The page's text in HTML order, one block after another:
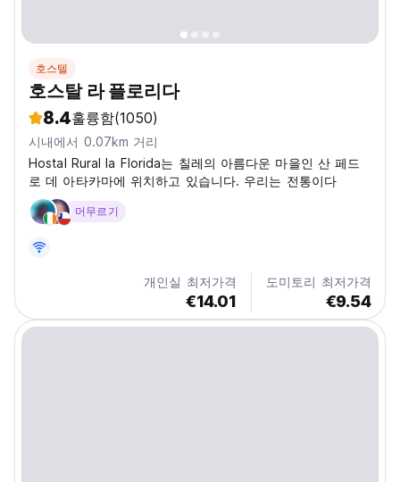
호스텔
호스탈 라 플로리다
8.4훌륭함(1050)
시내에서 0.07km 거리
Hostal Rural la Florida는 칠레의 아름다운 마을인 산 페드
로 데 아타카마에 위치하고 있습니다. 우리는 전통이다
머무르기
개인실 최저가격
€14.01
도미토리 최저가격
€9.54